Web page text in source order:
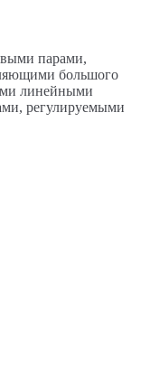
парами,
большого
линейными
регулируемыми